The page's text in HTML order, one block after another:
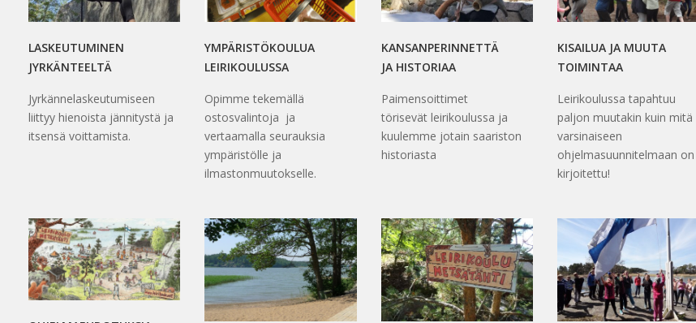
LASKEUTUMINEN
JYRKÄNTEELTÄ
Jyrkännelaskeutumiseen
liittyy hienoista jännitystä ja
itsensä voittamista.
YMPÄRISTÖKOULUA
LEIRIKOULUSSA
Opimme tekemällä
ostosvalintoja ja
vertaamalla seurauksia
ympäristölle ja
ilmastonmuutokselle.
KANSANPERINNETTÄ
JA HISTORIAA
Paimensoittimet
törisevät leirikoulussa ja
kuulemme jotain saariston
historiasta
KISAILUA JA MUUTA
TOIMINTAA
Leirikoulussa tapahtuu
paljon muutakin kuin mitä
varsinaiseen
ohjelmasuunnitelmaan on
kirjoitettu!